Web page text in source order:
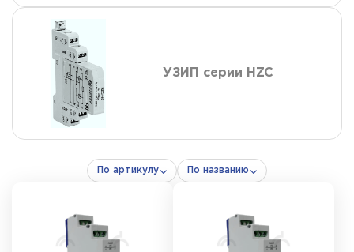
УЗИП серии HZC
По артикулу По названию